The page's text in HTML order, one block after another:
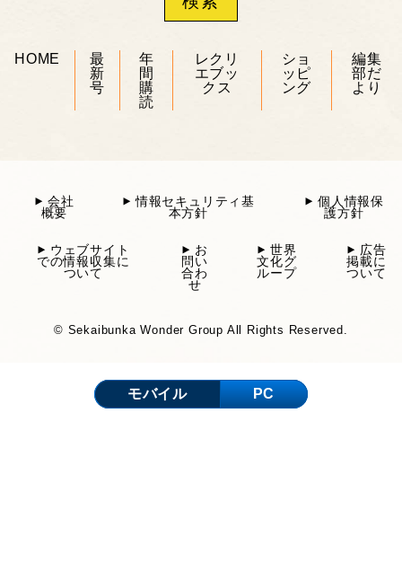
HOME
最
新
号
年
間
購
読
レクリ
エブッ
クス
ショ
ッピ
ング
編集
部だ
より
会社
概要
情報セキュリティ基
本方針
個人情報保
護方針
ウェブサイト
での情報収集に
ついて
お
問い
合わ
せ
世界
文化グ
ループ
広告
掲載に
ついて
© Sekaibunka Wonder Group All Rights Reserved.
モバイル PC